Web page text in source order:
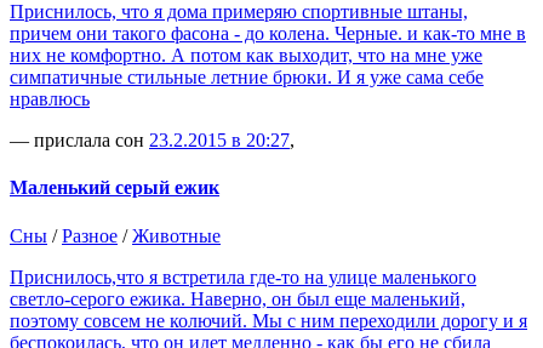
Приснилось, что я дома примеряю спортивные штаны,
причем они такого фасона - до колена. Черные. и как-то мне в
них не комфортно. А потом как выходит, что на мне уже
симпатичные стильные летние брюки. И я уже сама себе
нравлюсь
— прислала сон 23.2.2015 в 20:27,
Маленький серый ежик
Сны /Разное /Животные
Приснилось,что я встретила где-то на улице маленького
светло-серого ежика. Наверно, он был еще маленький,
поэтому совсем не колючий. Мы с ним переходили дорогу и я
беспокоилась, что он идет медленно - как бы его не сбила